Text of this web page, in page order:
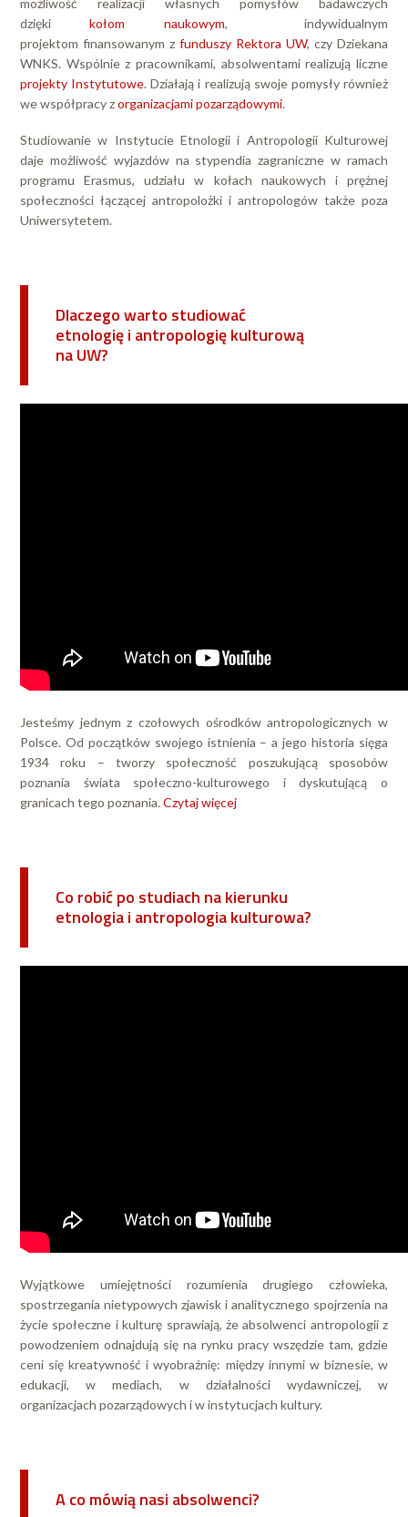
możliwość realizacji własnych pomysłów badawczych
dziękikołom naukowym, indywidualnym
projektom finansowanym z funduszy Rektora UW, czy Dziekana
WNKS. Wspólnie z pracownikami, absolwentami realizują liczne
projekty Instytutowe. Działają i realizują swoje pomysły również
we współpracy zorganizacjami pozarządowymi.
Studiowanie w Instytucie Etnologii i Antropologii Kulturowej
daje możliwość wyjazdów na stypendia zagraniczne w ramach
programu Erasmus, udziału w kołach naukowych i prężnej
społeczności łączącej antropolożki i antropologów także poza
Uniwersytetem.
Dlaczego warto studiować
etnologię i antropologię kulturową
na UW?
Jesteśmy jednym z czołowych ośrodków antropologicznych w
Polsce. Od początków swojego istnienia – a jego historia sięga
1934 roku – tworzy społeczność poszukującą sposobów
poznania świata społeczno-kulturowego i dyskutującą o
granicach tego poznania.Czytaj więcej
Co robić po studiach na kierunku
etnologia i antropologia kulturowa?
Wyjątkowe umiejętności rozumienia drugiego człowieka,
spostrzegania nietypowych zjawisk i analitycznego spojrzenia na
życie społeczne i kulturę sprawiają, że absolwenci antropologii z
powodzeniem odnajdują się na rynku pracy wszędzie tam, gdzie
ceni się kreatywność i wyobraźnię: między innymi w biznesie, w
edukacji, w mediach, w działalności wydawniczej, w
organizacjach pozarządowych i w instytucjach kultury.
A co mówią nasi absolwenci?